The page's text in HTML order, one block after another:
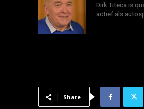
Dirk Titeca is
actief als
Share